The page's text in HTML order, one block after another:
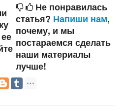
Не понравилась
статья? Напиши нам,
почему, и мы
постараемся сделать
наши материалы
лучше!